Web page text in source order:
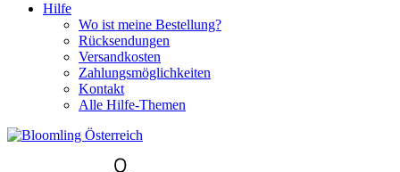
Hilfe
Wo ist meine Bestellung?
Rücksendungen
Versandkosten
Zahlungsmöglichkeiten
Kontakt
Alle Hilfe-Themen